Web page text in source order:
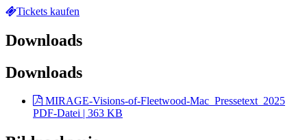
Tickets kaufen
Downloads
Downloads
MIRAGE-Visions-of-Fleetwood-Mac_Pressetext_2025
PDF-Datei | 363 KB